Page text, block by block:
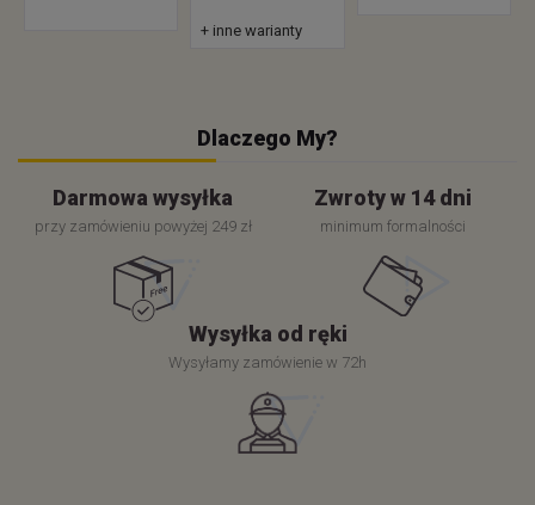
+ inne warianty
Dlaczego My?
Darmowa wysyłka
przy zamówieniu powyżej 249 zł
Zwroty w 14 dni
minimum formalności
Wysyłka od ręki
Wysyłamy zamówienie w 72h